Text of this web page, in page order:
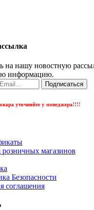
на нашу новостную
информацию.
Подписаться
уточняйте у менеджера!!!!
розничных магазинов
Безопасности
соглашения